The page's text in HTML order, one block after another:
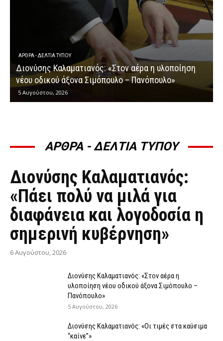
- ΔΕΛΤΊΑ ΤΎΠΟΥ
Καλαματιανός: «Στον αέρα η υλοποίηση
οδικού άξονα Σιμόπουλο – Πανόπουλο»
2026 4
ΑΡΘΡΑ - ΔΕΛΤΙΑ ΤΥΠΟΥ
ΆΡΘΡΑ - ΔΕΛΤΊΑ ΤΎΠΟΥ
Διονύσης Καλαματιανός:
«Πάει πολύ να μιλά για
διαφάνεια και λογοδοσία η
σημερινή κυβέρνηση»
6 Αυγούστου, 2026
Διονύσης Καλαματιανός: «Στον αέρα η
υλοποίηση νέου οδικού άξονα Σιμόπουλο –
Πανόπουλο»
5 Αυγούστου, 2026
Διονύσης Καλαματιανός: «Οι τιμές στα καύσιμα
“καίνε”»